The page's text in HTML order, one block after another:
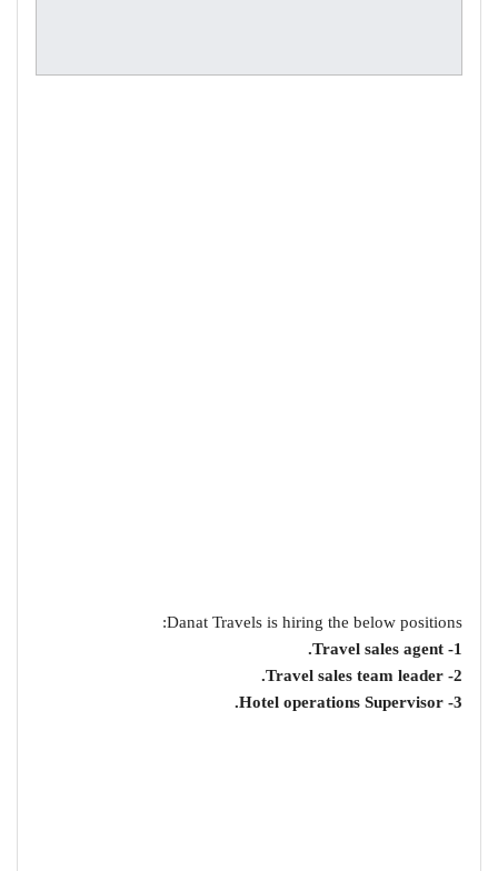
Danat Travels is hiring the below positions:
1- Travel sales agent.
2- Travel sales team leader.
3- Hotel operations Supervisor.